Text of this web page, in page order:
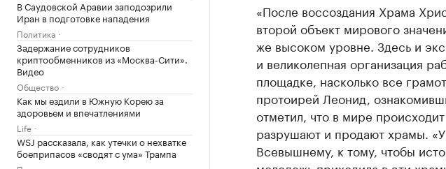
В Саудовской Аравии заподозрили
Иран в подготовке нападения
Политика
Задержание сотрудников
криптообменников из «Москва-Сити».
Видео
Общество
Как мы ездили в Южную Корею за
здоровьем и впечатлениями
Life
WSJ рассказала, как утечки о нехватке
боеприпасов «сводят с ума» Трампа
«После воссоздания Храма
второй объект мирового
же высоком уровне. Здесь и
и великолепная организация
площадке, насколько все
протоирей Леонид,
отметил, что в мире
разрушают и продают храмы.
Всевышнему, к тому, чтобы